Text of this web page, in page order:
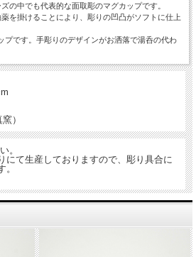
の中でも代表的な面取彫のマグカップです。
を掛けることにより、彫りの凹凸がソフトに仕上
プです。手彫りのデザインがお洒落で湯呑の代わ
）
。
にて生産しておりますので、彫り具合に